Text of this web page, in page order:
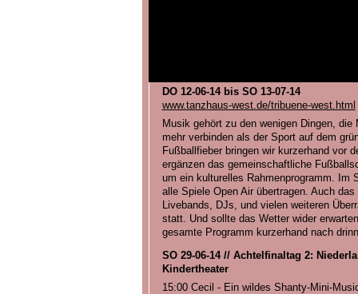
DO 12-06-14 bis SO 13-07-14
www.tanzhaus-west.de/tribuene-west.html
Musik gehört zu den wenigen Dingen,
mehr verbinden als der Sport auf dem
Fußballfieber bringen wir kurzerhand vor
ergänzen das gemeinschaftliche
um ein kulturelles Rahmenprogramm. Im
alle Spiele Open Air übertragen. Auch
Livebands, DJs, und vielen weiteren
statt. Und sollte das Wetter wider
gesamte Programm kurzerhand nach
SO 29-06-14 // Achtelfinaltag 2:
Kindertheater
15:00 Cecil - Ein wildes Shanty-Mini-